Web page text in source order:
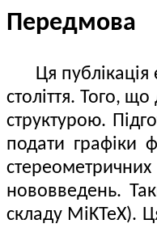
Передмова
Ця публікація
століття. Того,
структурою.
подати графіки
нововведень.
складу MiKTeX).